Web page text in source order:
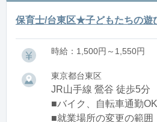
保育士/台東区★子どもたちの遊
時給：1,500円～1,550円
東京都台東区
JR山手線 鶯谷 徒歩5分
■バイク、自転車通勤OK
■就業場所の変更の範囲